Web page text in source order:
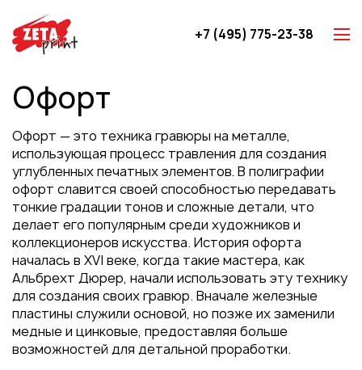
Игральные карты
Каталоги
Листовки
Книги
Папки
Календари
Упаковка
Блокноты с логотипом
+7 (495) 775-23-38
Офорт
Офорт — это техника гравюры на металле,
использующая процесс травления для создания
углубленных печатных элементов. В полиграфии
офорт славится своей способностью передавать
тонкие градации тонов и сложные детали, что
делает его популярным среди художников и
коллекционеров искусства. История офорта
началась в XVI веке, когда такие мастера, как
Альбрехт Дюрер, начали использовать эту технику
для создания своих гравюр. Вначале железные
пластины служили основой, но позже их заменили
медные и цинковые, предоставляя больше
возможностей для детальной проработки.